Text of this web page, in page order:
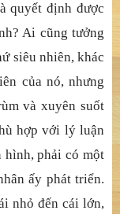
quyết định được
Ai cũng tưởng
siêu nhiên, khác
của nó, nhưng
và xuyên suốt
hợp với lý luận
hình, phải có một
ấy phát triển.
nhỏ đến cái lớn,